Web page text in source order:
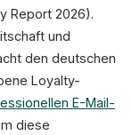
Report 2026).
und
den deutschen
Loyalty-
E-Mail-
diese